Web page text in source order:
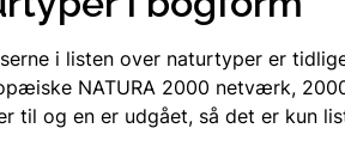
i listen over naturtyper er
NATURA 2000 netværk,
til og en er udgået, så det er kun